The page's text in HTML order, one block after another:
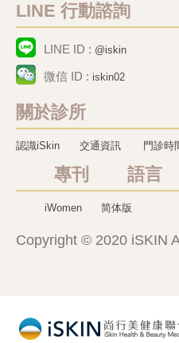
LINE 行動諮詢
LINE ID : @iskin
微信 ID : iskin02
關於診所
認識iSkin 交通資訊 門診時
專刊 語言
iWomen 简体版
Copyright © 2020 iSKIN